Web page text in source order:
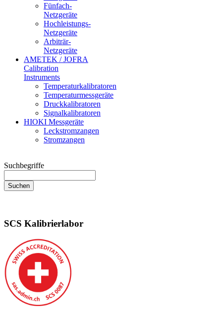
Fünfach-
Netzgeräte
Hochleistungs-
Netzgeräte
Arbiträr-
Netzgeräte
AMETEK / JOFRA
Calibration
Instruments
Temperaturkalibratoren
Temperaturmessgeräte
Druckkalibratoren
Signalkalibratoren
HIOKI Messgeräte
Leckstromzangen
Stromzangen
Suchbegriffe
SCS Kalibrierlabor